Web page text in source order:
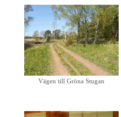
Vägen till Gröna Stugan